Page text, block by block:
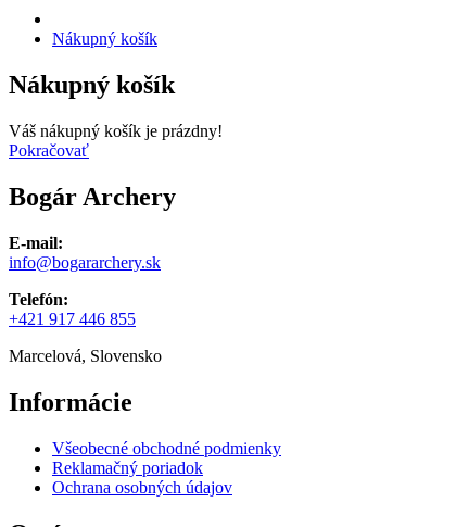
Nákupný košík
Nákupný košík
Váš nákupný košík je prázdny!
Pokračovať
Bogár Archery
E-mail:
info@bogararchery.sk
Telefón:
+421 917 446 855
Marcelová, Slovensko
Informácie
Všeobecné obchodné podmienky
Reklamačný poriadok
Ochrana osobných údajov